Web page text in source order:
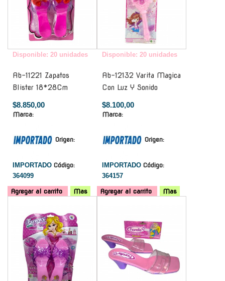
Disponible: 20 unidades
Ab-11221 Zapatos
Blister 18*28Cm
$8.850,00
Marca:
Origen:
IMPORTADO Código:
364099
Agregar al carrito Mas
Disponible: 20 unidades
Ab-12132 Varita Magica
Con Luz Y Sonido
$8.100,00
Marca:
Origen:
IMPORTADO Código:
364157
Agregar al carrito
Mas